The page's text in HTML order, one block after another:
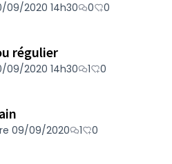
09/2020 14h30 0 0
régulier
09/2020 14h30 1 0
09/09/2020 1 0